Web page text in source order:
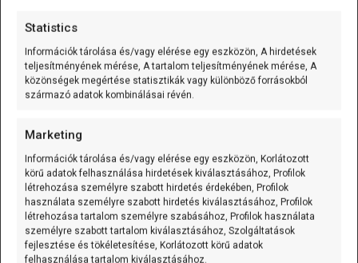
Statistics
Információk tárolása és/vagy elérése egy eszközön, A hirdetések
teljesítményének mérése, A tartalom teljesítményének mérése, A
közönségek megértése statisztikák vagy különböző forrásokból
származó adatok kombinálásai révén.
Marketing
Információk tárolása és/vagy elérése egy eszközön, Korlátozott
körű adatok felhasználása hirdetések kiválasztásához, Profilok
létrehozása személyre szabott hirdetés érdekében, Profilok
használata személyre szabott hirdetés kiválasztásához, Profilok
létrehozása tartalom személyre szabásához, Profilok használata
személyre szabott tartalom kiválasztásához, Szolgáltatások
fejlesztése és tökéletesítése, Korlátozott körű adatok
felhasználása tartalom kiválasztásához.
kezdünk. A Serial Plotter automatikusan felismeri, hogy
több adatot küldtünk, és mindegyiket külön grafikonon
jeleníti meg.
3
5
6
7
9
10
11
12
13
}
void loop()
{
int
temperature = analogRead(A0);
// Hőmérséklet
int
light = analogRead(A1);
// Fényerő mérés
int
humidity analogRead A2 ); // Páratartalom
Serial.print(temperature);
Serial.print(", " );
Serial .print(light );
Serial .print( ", ");